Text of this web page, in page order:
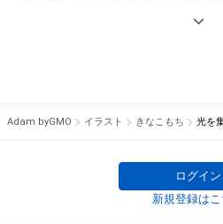
権を侵害するおそれのある行為(改変
ル、リバースエンジニアリングを
であると判断した場合、利用をお断
保有、その他第三者が損害を被った
因で発生したものであっても、本ア
Adam byGMO イラスト きなこもち 光を
ログイン
新規登録はこ